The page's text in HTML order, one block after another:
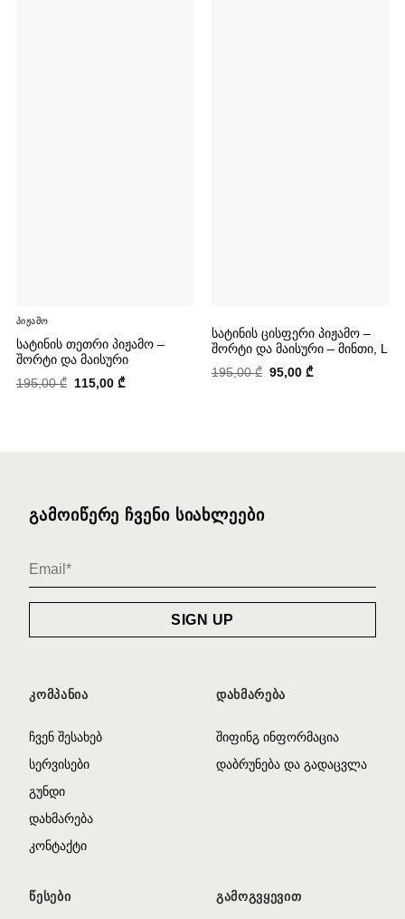
Პიჟამო
ᲡᲐᲢᲘᲜᲘᲡ ᲗᲔᲗᲠᲘ ᲞᲘᲟᲐᲛᲝ –
ᲨᲝᲠᲢᲘ ᲓᲐ ᲛᲐᲘᲡᲣᲠᲘ
195,00₾
Original
115,00 ₾Current
ᲡᲐᲢᲘᲜᲘᲡ ᲪᲘᲡᲤᲔᲠᲘ ᲞᲘᲟᲐᲛᲝ –
ᲨᲝᲠᲢᲘ ᲓᲐ ᲛᲐᲘᲡᲣᲠᲘ – ᲛᲘᲜᲗᲘ, L
195,00₾ Original
95,00 ₾Current
ᲒᲐᲛᲝᲘᲬᲔᲠᲔ ᲩᲕᲔᲜᲘ ᲡᲘᲐᲮᲚᲔᲔᲑᲘ
ᲙᲝᲛᲞᲐᲜᲘᲐ
ჩვენ შესახებ
სერვისები
გუნდი
დახმარება
კონტაქტი
ᲓᲐᲮᲛᲐᲠᲔᲑᲐ
შიფინგ ინფორმაცია
დაბრუნება და გადაცვლა
ᲬᲔᲡᲔᲑᲘ ᲒᲐᲛᲝᲒᲕᲧᲔᲕᲘᲗ